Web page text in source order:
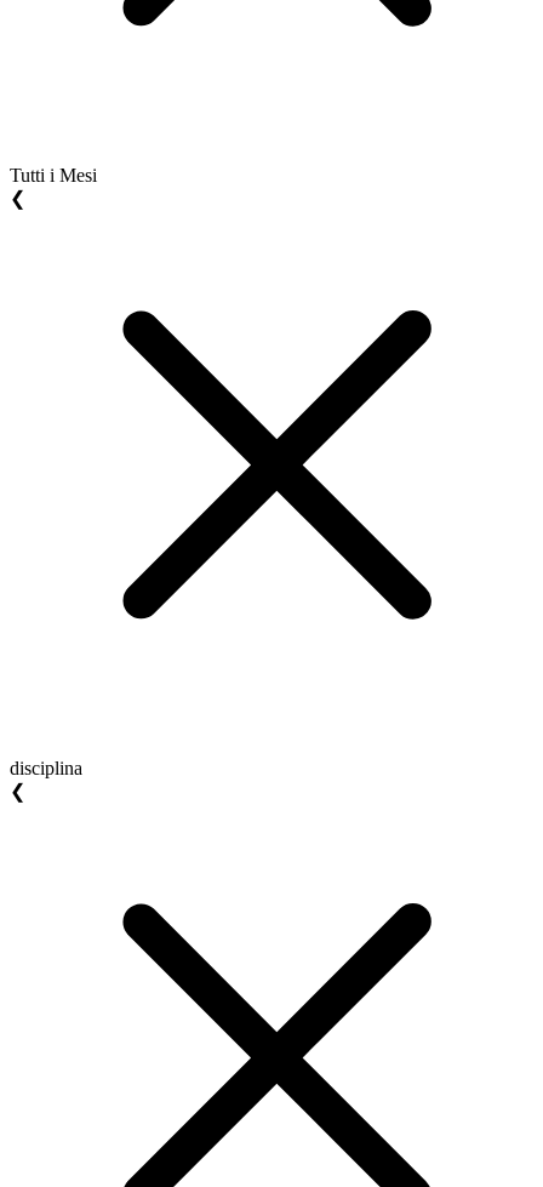
Tutti i Mesi
❮
disciplina
❮